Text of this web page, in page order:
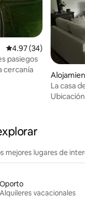
Calificación promedio:
4.97 (34)
pasiegos
cercanía
Sal
La casa
Ubicación
mejores lugares de
Oporto
Alquileres vacacionales